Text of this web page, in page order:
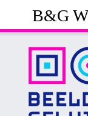
B&G